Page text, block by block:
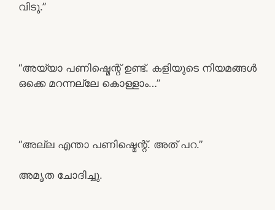
വിടൂ.”
“അയ്യാ പണിഷ്മെന്റ് ഉണ്ട്. കളിയുടെ നിയമങ്ങൾ
ഒക്കെ മറന്നല്ലേ കൊള്ളാം…”
“അല്ല എന്താ പണിഷ്മെന്റ്. അത് പറ.”
അമൃത ചോദിച്ചു.